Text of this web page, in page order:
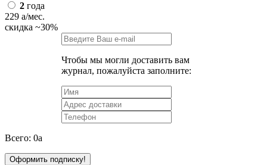
2 года
229 a/мес.
скидка ~30%
Чтобы мы могли доставить вам
журнал, пожалуйста заполните:
Всего: 0a
Оформить подписку!